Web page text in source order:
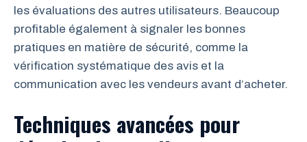
les évaluations des autres utilisateurs. Beaucoup
profitable également à signaler les bonnes
pratiques en matière de sécurité, comme la
vérification systématique des avis et la
communication avec les vendeurs avant d’acheter.
Techniques avancées pour